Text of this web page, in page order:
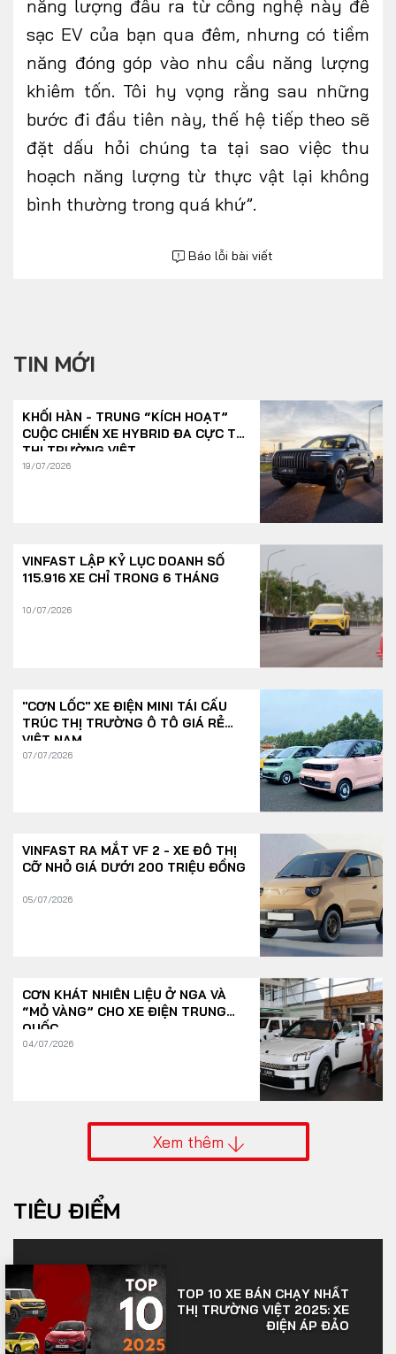
năng lượng đầu ra từ công nghệ này để
sạc EV của bạn qua đêm, nhưng có tiềm
năng đóng góp vào nhu cầu năng lượng
khiêm tốn. Tôi hy vọng rằng sau những
bước đi đầu tiên này, thế hệ tiếp theo sẽ
đặt dấu hỏi chúng ta tại sao việc thu
hoạch năng lượng từ thực vật lại không
bình thường trong quá khứ”.
Báo lỗi bài viết
TIN MỚI
KHỐI HÀN - TRUNG “KÍCH HOẠT”
CUỘC CHIẾN XE HYBRID ĐA CỰC TẠI
THỊ TRƯỜNG VIỆT
19/07/2026
VINFAST LẬP KỶ LỤC DOANH SỐ
115.916 XE CHỈ TRONG 6 THÁNG
10/07/2026
"CƠN LỐC" XE ĐIỆN MINI TÁI CẤU
TRÚC THỊ TRƯỜNG Ô TÔ GIÁ RẺ
VIỆT NAM
07/07/2026
VINFAST RA MẮT VF 2 - XE ĐÔ THỊ
CỠ NHỎ GIÁ DƯỚI 200 TRIỆU ĐỒNG
05/07/2026
CƠN KHÁT NHIÊN LIỆU Ở NGA VÀ
“MỎ VÀNG” CHO XE ĐIỆN TRUNG
QUỐC
04/07/2026
Xem thêm
TIÊU ĐIỂM
TOP 10 XE BÁN CHẠY NHẤT
THỊ TRƯỜNG VIỆT 2025: XE
ĐIỆN ÁP ĐẢO